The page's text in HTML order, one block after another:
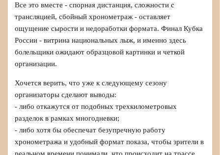
Все это вместе - спорная дистанция, сложности с
трансляцией, сбойный хронометраж - оставляет
ощущение сырости и недоработки формата. Финал Кубка
России - витрина национальных лыж, и именно здесь
болельщики ожидают образцовой картинки и четкой
организации.
Хочется верить, что уже к следующему сезону
организаторы сделают выводы:
- либо откажутся от подобных трехкилометровых
разделок в рамках многодневки;
- либо хотя бы обеспечат безупречную работу
хронометража и удобный формат показа, чтобы зрители в
реальном времени понимали, что происходит на трассе.